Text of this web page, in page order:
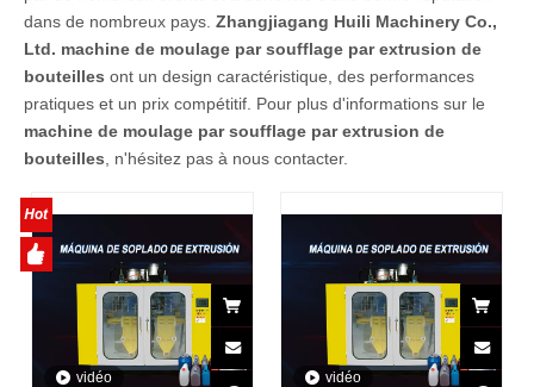
dans de nombreux pays. Zhangjiagang Huili Machinery Co.,
Ltd. machine de moulage par soufflage par extrusion de
bouteilles ont un design caractéristique, des performances
pratiques et un prix compétitif. Pour plus d'informations sur le
machine de moulage par soufflage par extrusion de
bouteilles , n'hésitez pas à nous contacter.
vidéo vidéo